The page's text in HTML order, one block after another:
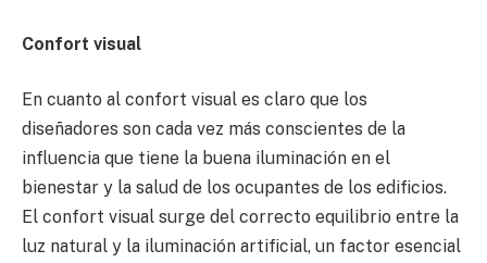
Confort visual
En cuanto al confort visual es claro que los
diseñadores son cada vez más conscientes de la
influencia que tiene la buena iluminación en el
bienestar y la salud de los ocupantes de los edificios.
El confort visual surge del correcto equilibrio entre la
luz natural y la iluminación artificial, un factor esencial